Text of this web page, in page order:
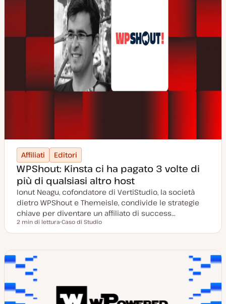
Affiliati Editori
WPShout: Kinsta ci ha pagato 3 volte di
più di qualsiasi altro host
Ionut Neagu, cofondatore di VertiStudio, la società
dietro WPShout e Themeisle, condivide le strategie
chiave per diventare un affiliato di success…
Tempo di lettura
2 min di lettura
o
t
Caso di Studio